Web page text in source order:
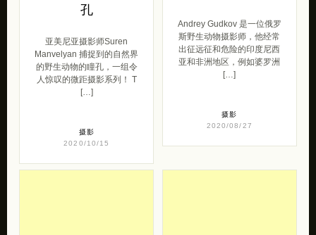
孔
亚美尼亚摄影师Suren
Manvelyan 捕捉到的自然界
的野生动物的瞳孔，一组令
人惊叹的微距摄影系列！ T
[…]
摄影
2020/10/15
Andrey Gudkov 是一位俄罗
斯野生动物摄影师，他经常
出征远征和危险的印度尼西
亚和非洲地区，例如婆罗洲
[…]
摄影
2020/08/27